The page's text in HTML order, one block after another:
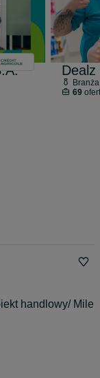
69
handlowy/ Mile